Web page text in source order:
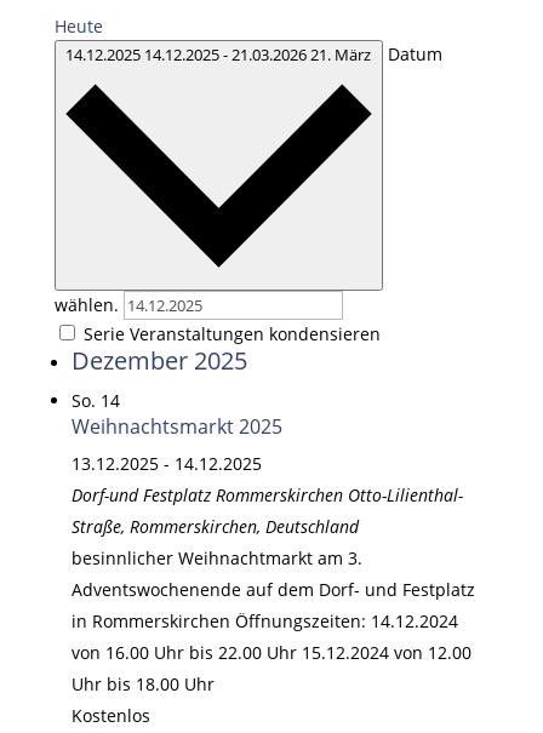
Heute
14.12.2025 14.12.2025-21.03.202621. März Datum
wählen.
Serie Veranstaltungen kondensieren
Dezember 2025
So. 14
Weihnachtsmarkt 2025
13.12.2025- 14.12.2025
Dorf-und Festplatz Rommerskirchen Otto-Lilienthal-
Straße, Rommerskirchen, Deutschland
besinnlicher Weihnachtmarkt am 3.
Adventswochenende auf dem Dorf- und Festplatz
in Rommerskirchen Öffnungszeiten: 14.12.2024
von 16.00 Uhr bis 22.00 Uhr 15.12.2024 von 12.00
Uhr bis 18.00 Uhr
Kostenlos